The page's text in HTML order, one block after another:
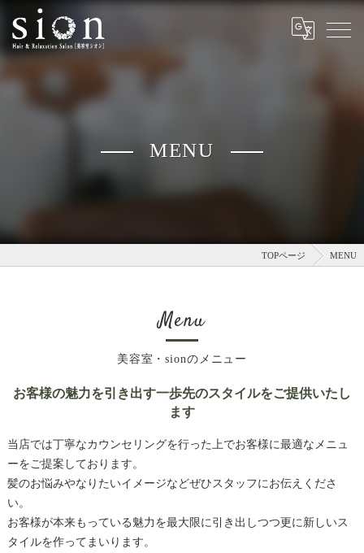
MENU
TOPページ MENU
美容室・sionのメニュー
Menu
お客様の魅力を引き出す一歩先のスタイルをご提供いたし
ます
当店では丁寧なカウンセリングを行った上でお客様に最適なメニュ
ーをご提案しております。
髪のお悩みやなりたいイメージなどぜひスタッフにお伝えくださ
い。
お客様が本来もっている魅力を最大限に引き出しつつ更に新しいス
タイルを作ってまいります。